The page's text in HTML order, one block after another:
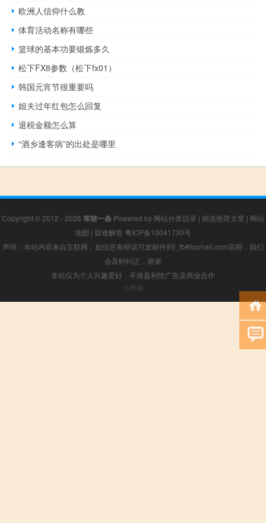
欧洲人信仰什么教
体育活动名称有哪些
篮球的基本功要锻炼多久
松下FX8参数（松下fx01）
韩国元宵节很重要吗
姐夫过年红包怎么回复
退税金额怎么算
“酒乡逢客病”的出处是哪里
Copyright © 2012 - 2026 笨猪一条 Powered by 网站分类目录 | 精选推荐文章 | 网站
地图 | 疑难解答 粤ICP备10041730号
声明：本站内容来自互联网，如信息有错误可发邮件到f_fb#foxmail.com说明，我们
会及时纠正，谢谢
本站仅为个人兴趣爱好，不接盈利性广告及商业合作
小男孩